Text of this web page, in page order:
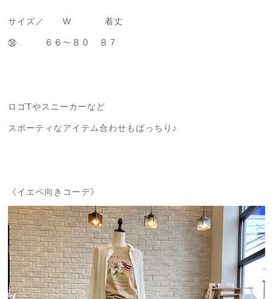
サイズ／ W 着丈
㊳ ６６～８０ ８７
ロゴTやスニーカーなど
スポーティなアイテム合わせもばっちり♪
《イエベ向きコーデ》